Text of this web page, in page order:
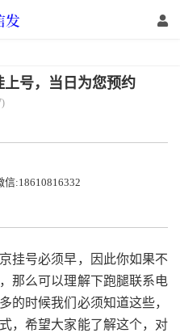
号，当日为您预约
信:18610816332
挂号必须早，因此你如果不
那么可以理解下跑腿联系电
的时候我们必须知道这些，
，希望大家能了解这个，对